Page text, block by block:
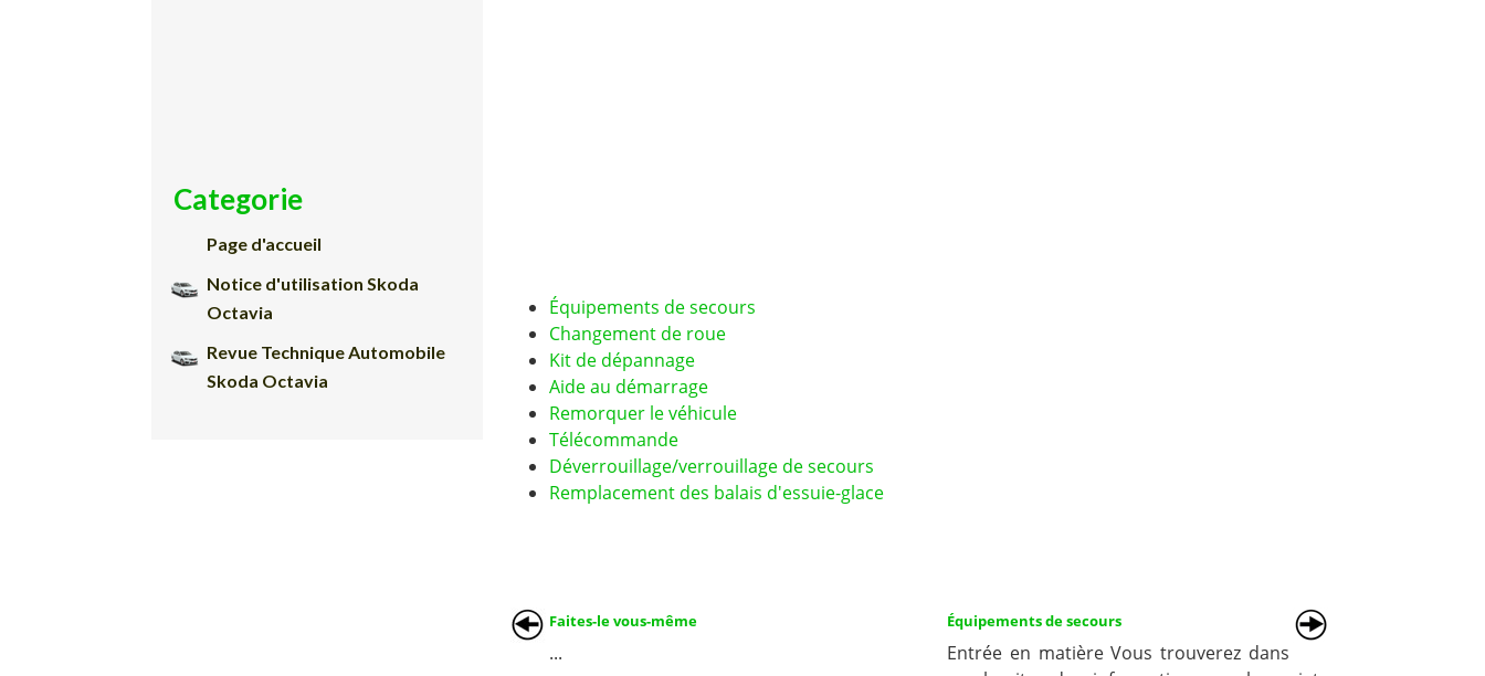
Équipements de secours
Changement de roue
Kit de dépannage
Aide au démarrage
Remorquer le véhicule
Télécommande
Déverrouillage/verrouillage de secours
Remplacement des balais d'essuie-glace
Faites-le vous-même
...
Équipements de secours
Entrée en matière Vous trouverez dans
Categorie
Page d'accueil
Notice d'utilisation Skoda
Octavia
Revue Technique Automobile
Skoda Octavia